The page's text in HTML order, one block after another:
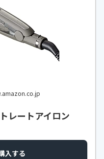
レートアイロン
入する